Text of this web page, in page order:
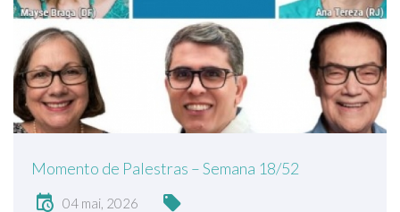
Momento de Palestras – Semana 18/52
04 mai, 2026